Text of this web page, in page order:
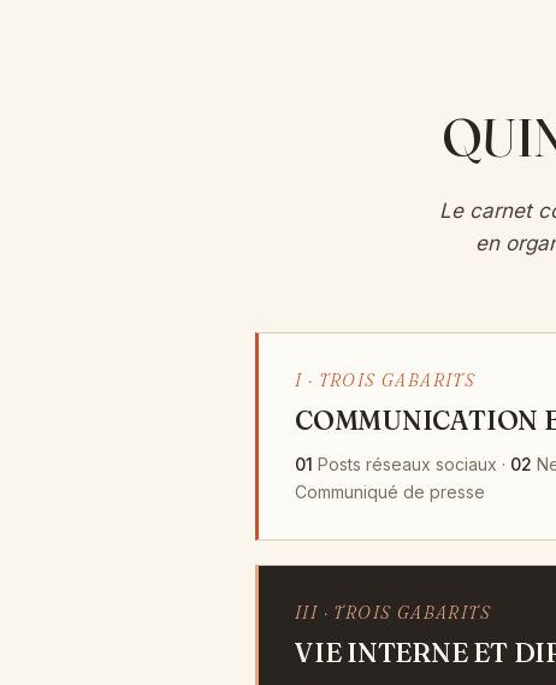
Le carnet
en
I · TROIS GABARITS
COMMUNICATION
01 Posts réseaux sociaux · 02
Communiqué de presse
III · TROIS GABARITS
VIE INTERNE ET